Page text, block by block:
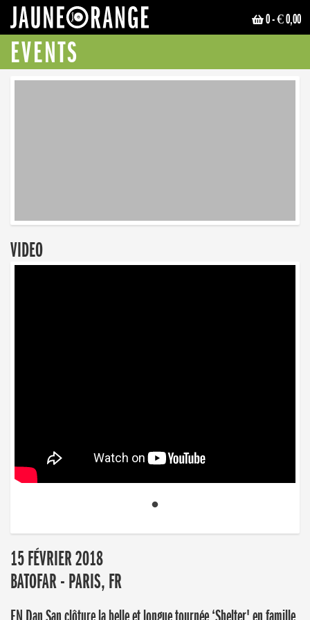
0- € 0,00
EVENTS
VIDEO
15 FÉVRIER 2018
BATOFAR - PARIS, FR